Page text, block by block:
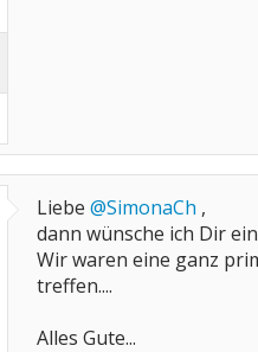
Liebe @SimonaCh ,
dann wünsche ich Dir
Wir waren eine ganz
treffen....
Alles Gute...